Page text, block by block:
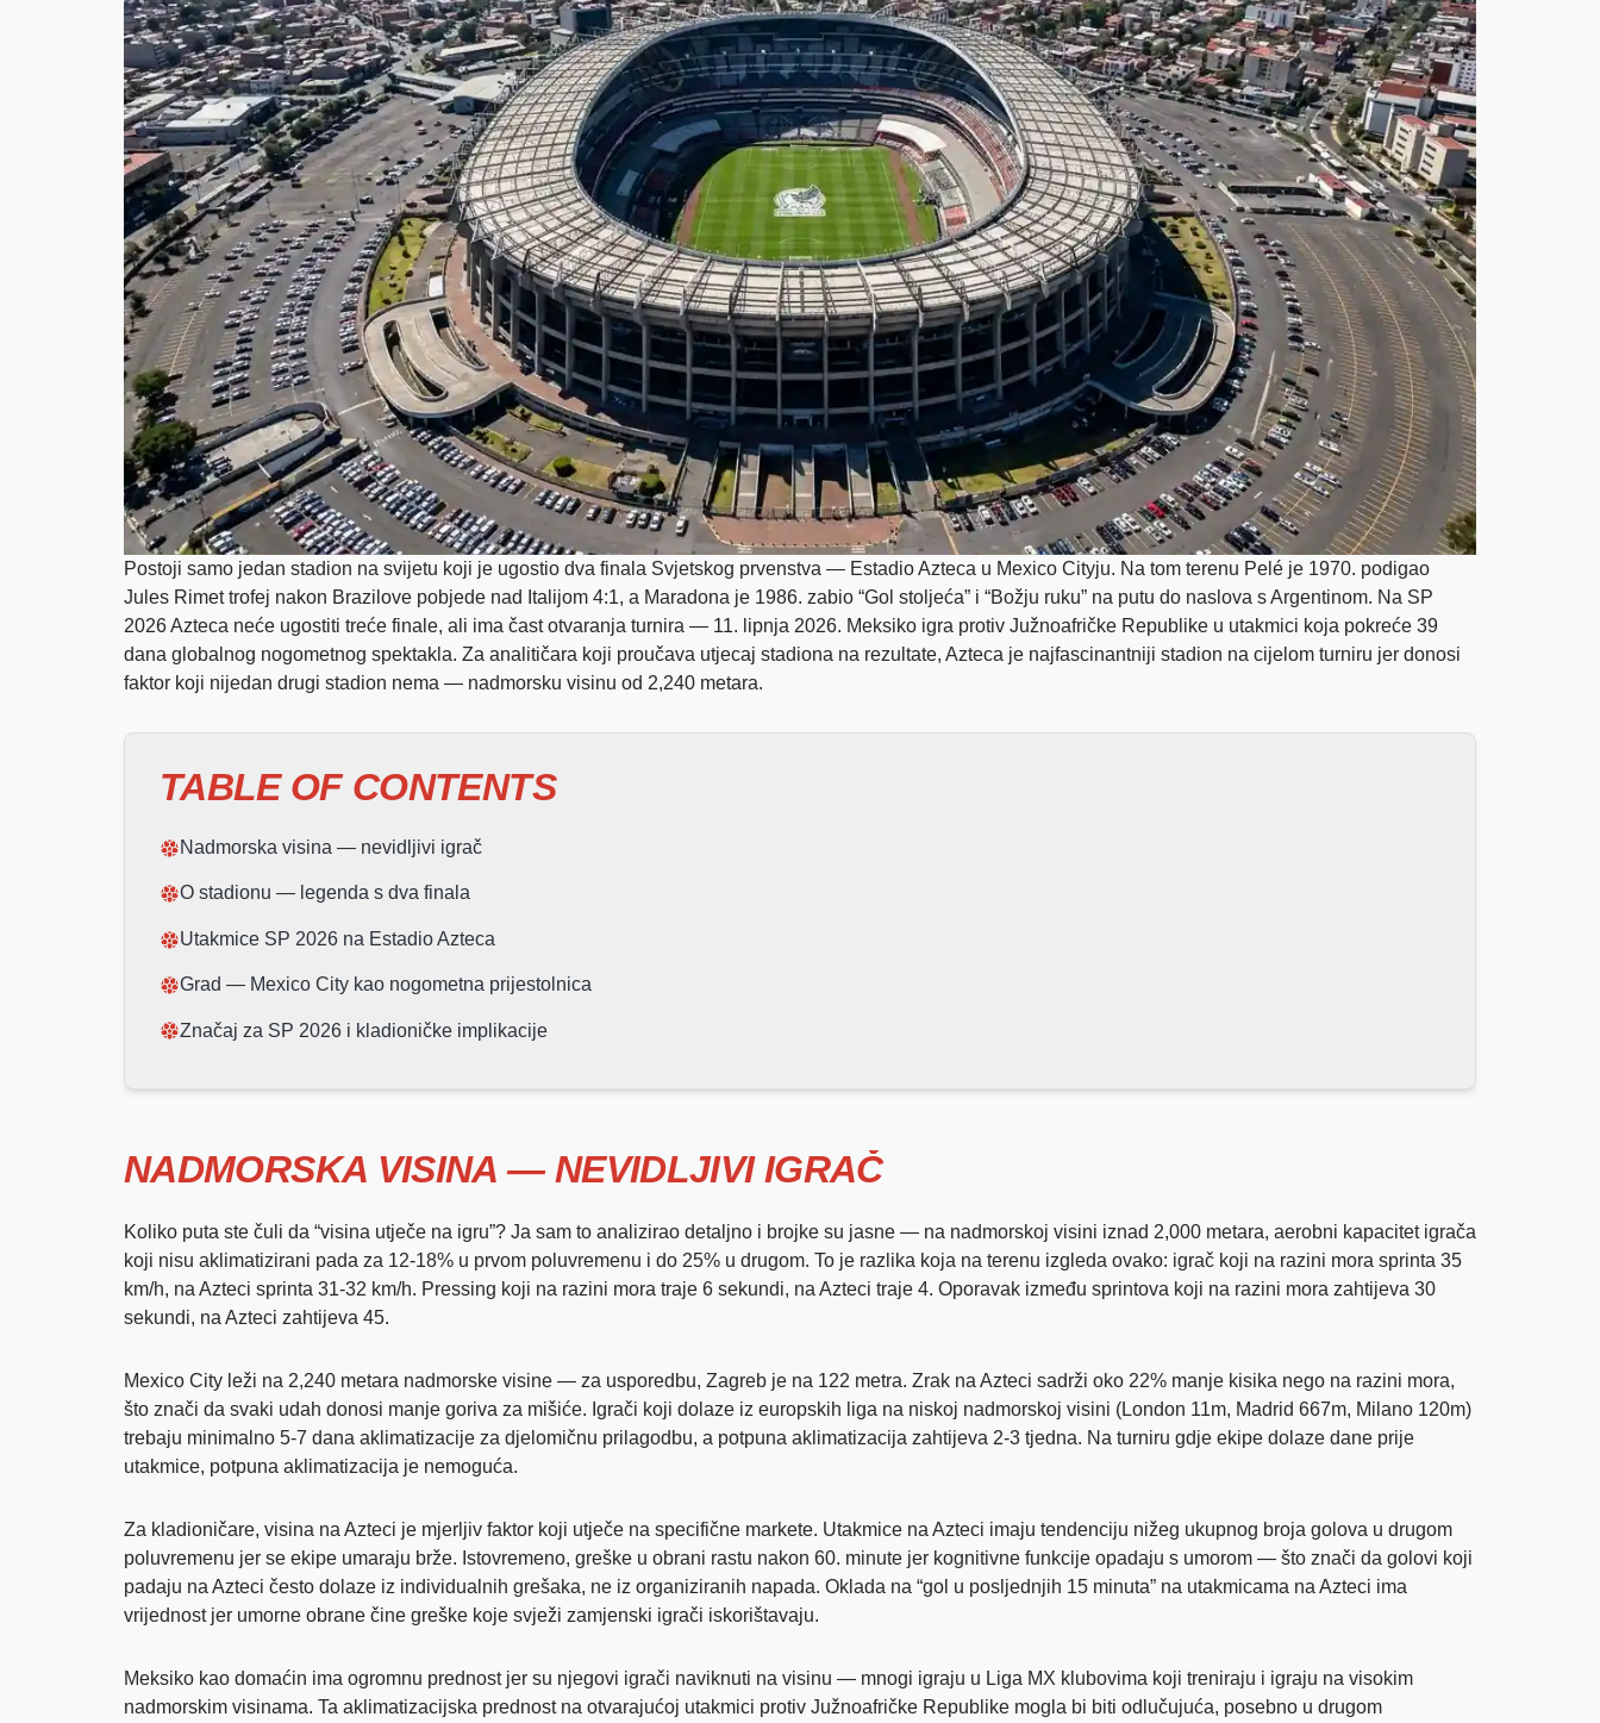
Postoji samo jedan stadion na svijetu koji je ugostio dva finala Svjetskog prvenstva — Estadio Azteca u Mexico Cityju. Na tom terenu Pelé je 1970. podigao
Jules Rimet trofej nakon Brazilove pobjede nad Italijom 4:1, a Maradona je 1986. zabio “Gol stoljeća” i “Božju ruku” na putu do naslova s Argentinom. Na SP
2026 Azteca neće ugostiti treće finale, ali ima čast otvaranja turnira — 11. lipnja 2026. Meksiko igra protiv Južnoafričke Republike u utakmici koja pokreće 39
dana globalnog nogometnog spektakla. Za analitičara koji proučava utjecaj stadiona na rezultate, Azteca je najfascinantniji stadion na cijelom turniru jer donosi
faktor koji nijedan drugi stadion nema — nadmorsku visinu od 2,240 metara.
TABLE OF CONTENTS
Nadmorska visina — nevidljivi igrač
O stadionu — legenda s dva finala
Utakmice SP 2026 na Estadio Azteca
Grad — Mexico City kao nogometna prijestolnica
Značaj za SP 2026 i kladioničke implikacije
NADMORSKA VISINA — NEVIDLJIVI IGRAČ
Koliko puta ste čuli da “visina utječe na igru”? Ja sam to analizirao detaljno i brojke su jasne — na nadmorskoj visini iznad 2,000 metara, aerobni kapacitet igrača
koji nisu aklimatizirani pada za 12-18% u prvom poluvremenu i do 25% u drugom. To je razlika koja na terenu izgleda ovako: igrač koji na razini mora sprinta 35
km/h, na Azteci sprinta 31-32 km/h. Pressing koji na razini mora traje 6 sekundi, na Azteci traje 4. Oporavak između sprintova koji na razini mora zahtijeva 30
sekundi, na Azteci zahtijeva 45.
Mexico City leži na 2,240 metara nadmorske visine — za usporedbu, Zagreb je na 122 metra. Zrak na Azteci sadrži oko 22% manje kisika nego na razini mora,
što znači da svaki udah donosi manje goriva za mišiće. Igrači koji dolaze iz europskih liga na niskoj nadmorskoj visini (London 11m, Madrid 667m, Milano 120m)
trebaju minimalno 5-7 dana aklimatizacije za djelomičnu prilagodbu, a potpuna aklimatizacija zahtijeva 2-3 tjedna. Na turniru gdje ekipe dolaze dane prije
utakmice, potpuna aklimatizacija je nemoguća.
Za kladioničare, visina na Azteci je mjerljiv faktor koji utječe na specifične markete. Utakmice na Azteci imaju tendenciju nižeg ukupnog broja golova u drugom
poluvremenu jer se ekipe umaraju brže. Istovremeno, greške u obrani rastu nakon 60. minute jer kognitivne funkcije opadaju s umorom — što znači da golovi koji
padaju na Azteci često dolaze iz individualnih grešaka, ne iz organiziranih napada. Oklada na “gol u posljednjih 15 minuta” na utakmicama na Azteci ima
vrijednost jer umorne obrane čine greške koje svježi zamjenski igrači iskorištavaju.
Meksiko kao domaćin ima ogromnu prednost jer su njegovi igrači naviknuti na visinu — mnogi igraju u Liga MX klubovima koji treniraju i igraju na visokim
nadmorskim visinama. Ta aklimatizacijska prednost na otvarajućoj utakmici protiv Južnoafričke Republike mogla bi biti odlučujuća, posebno u drugom